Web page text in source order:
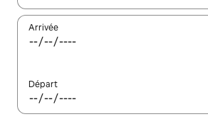
Arrivée
Départ